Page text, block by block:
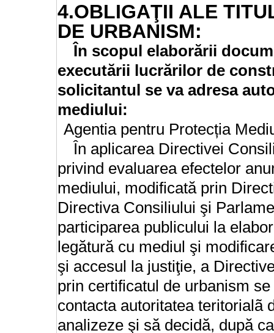
4.OBLIGAŢII ALE
DE URBANISM:
În scopul elaborării
executării lucrărilor de
solicitantul se va adresa
mediului:
Agentia pentru Protecția
În aplicarea Directivei
privind evaluarea efectelor
mediului, modificată prin
Directiva Consiliului şi
participarea publicului la
legătură cu mediul şi
şi accesul la justiţie, a
prin certificatul de urbanism
contacta autoritatea teritorialã
analizeze şi să decidă, după